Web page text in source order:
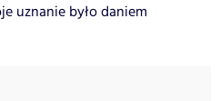
uznanie było daniem